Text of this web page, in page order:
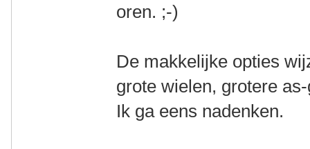
oren. ;-)
De makkelijke opties
grote wielen, grotere
Ik ga eens nadenken.